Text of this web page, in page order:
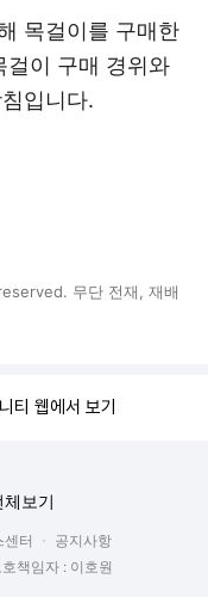
목걸이를 구매한
걸이 구매 경위와
입니다.
무단 전재, 재배
티 웹에서 보기
체보기
터
공지사항
책임자 : 이호원